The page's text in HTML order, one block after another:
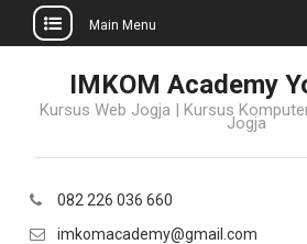
content
Main Menu
IMKOM Academy
Kursus Web Jogja | Kursus
Jogja
082 226 036 660
imkomacademy@gmail.com